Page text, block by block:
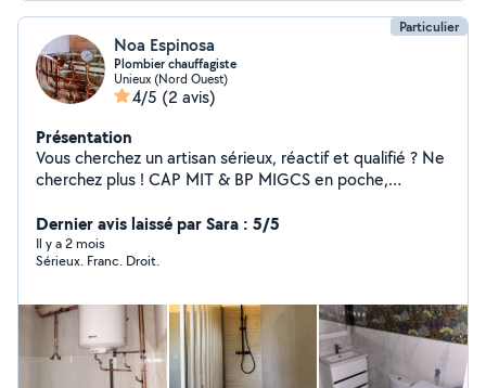
Particulier
Noa Espinosa
Plombier chauffagiste
Unieux (Nord Ouest)
4/5 (2 avis)
Présentation
Vous cherchez un artisan sérieux, réactif et qualifié ? Ne
cherchez plus ! CAP MIT & BP MIGCS en poche,
plomberie, chauffage et sanitaire : Dépannage /
réparation / entretien Installation de chaudières,
radiateurs, chauffe-eau Création ou rénovation de salles
Basé dans la Loire, je me déplace avec tout le matériel
nécessaire pour un travail propre, durable et garanti.
Artisan de métier, je privilégie la qualité, la ponctualité
et les conseils utiles.
Dernier avis laissé par Sara : 5/5
Il y a 2 mois
Sérieux. Franc. Droit.